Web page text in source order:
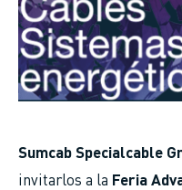
Sumcab Specialcable
invitarlos a la Feria